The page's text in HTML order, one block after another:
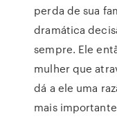
perda de sua
dramática
sempre. Ele
mulher que
dá a ele uma
mais